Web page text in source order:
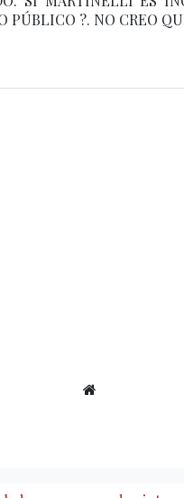
?. NO CREO